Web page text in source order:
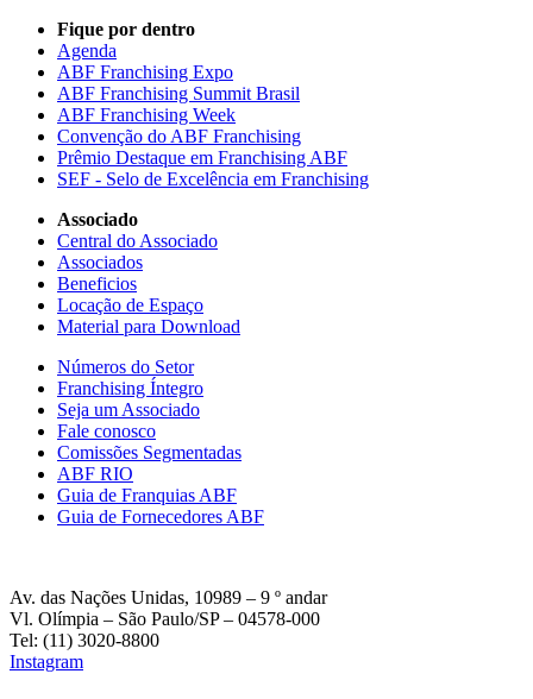
Fique por dentro
Agenda
ABF Franchising Expo
ABF Franchising Summit Brasil
ABF Franchising Week
Convenção do ABF Franchising
Prêmio Destaque em Franchising ABF
SEF - Selo de Excelência em Franchising
Associado
Central do Associado
Associados
Beneficios
Locação de Espaço
Material para Download
Números do Setor
Franchising Íntegro
Seja um Associado
Fale conosco
Comissões Segmentadas
ABF RIO
Guia de Franquias ABF
Guia de Fornecedores ABF
Av. das Nações Unidas, 10989 – 9 º andar
Vl. Olímpia – São Paulo/SP – 04578-000
Tel: (11) 3020-8800
Instagram